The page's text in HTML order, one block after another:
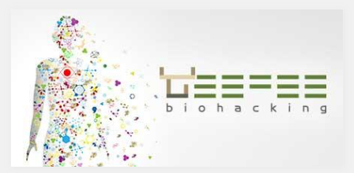
ていきます。
醸造酒と蒸留酒の違いとは？
主にお酒は製造方法によって醸
造酒と蒸留酒の2つと、香料や
糖分、果実などを加えた混成酒
に分けられます。醸造酒は、果
実や穀物のような糖分を含んだ
原料を酵母によりアルコール発
酵させて造られたもの。蒸留酒
は、この発酵された醸造酒をさ
らに蒸留して作られたものでス
ない植物化合物であるケルセチ
ンは、ブドウやリンゴなどの果
物や、ブロッコリやトマト、タ
マネギなどの野菜、お蕎麦にも